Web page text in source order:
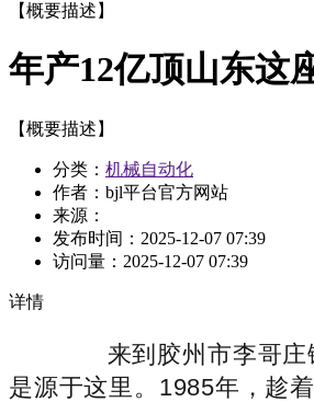
【概要描述】
年产12亿顶山东这
【概要描述】
分类： 机械自动化
作者：bjl平台官方网站
来源：
发布时间： 2025-12-07 07:39
访问量： 2025-12-07 07:39
详情
来到胶州市李哥庄镇
是源于这里。1985年，趁